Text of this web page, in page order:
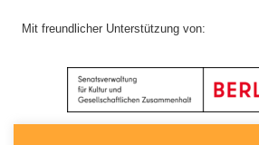
Mit freundlicher Unterstützung von: